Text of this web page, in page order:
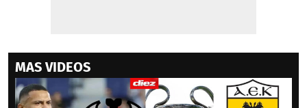
MAS VIDEOS